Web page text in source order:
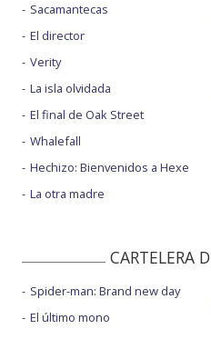
Sacamantecas
El director
Verity
La isla olvidada
El final de Oak Street
Whalefall
Hechizo: Bienvenidos a Hexe
La otra madre
CARTELERA
Spider-man: Brand new day
El último mono